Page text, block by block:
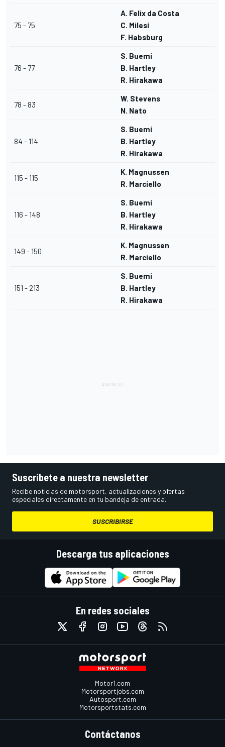
75 - 75
A. Felix da Costa
C. Milesi
F. Habsburg
76 - 77
S. Buemi
B. Hartley
R. Hirakawa
78 - 83
W. Stevens
N. Nato
84 - 114
S. Buemi
B. Hartley
R. Hirakawa
115 - 115
K. Magnussen
R. Marciello
116 - 148
S. Buemi
B. Hartley
R. Hirakawa
149 - 150
K. Magnussen
R. Marciello
151 - 213
S. Buemi
B. Hartley
R. Hirakawa
Suscríbete a nuestra newsletter
Recibe noticias de motorsport, actualizaciones y ofertas
especiales directamente en tu bandeja de entrada.
SUSCRIBIRSE
Descarga tus aplicaciones
En redes sociales
Motor1.com
Motorsportjobs.com
Autosport.com
Motorsportstats.com
Contáctanos